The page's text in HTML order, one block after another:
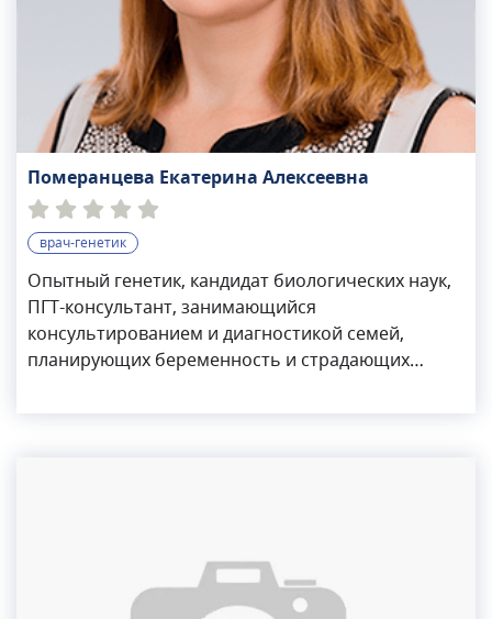
Померанцева Екатерина Алексеевна
врач-генетик
Опытный генетик, кандидат биологических наук,
ПГТ-консультант, занимающийся
консультированием и диагностикой семей,
планирующих беременность и страдающих
Алексеевна специализируется в области:
Екатерина Алексеевна занимается активной